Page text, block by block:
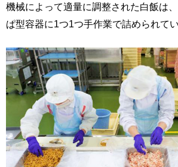
機械によって適量に調整された白飯は
ぱ型容器に1つ1つ手作業で詰められてい